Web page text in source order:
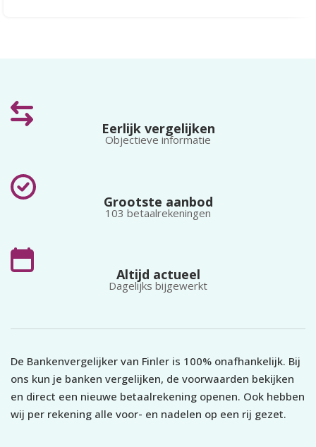
Eerlijk vergelijken
Objectieve informatie
Grootste aanbod
103 betaalrekeningen
Altijd actueel
Dagelijks bijgewerkt
De Bankenvergelijker van Finler is 100% onafhankelijk. Bij
ons kun je banken vergelijken, de voorwaarden bekijken
en direct een nieuwe betaalrekening openen. Ook hebben
wij per rekening alle voor- en nadelen op een rij gezet.